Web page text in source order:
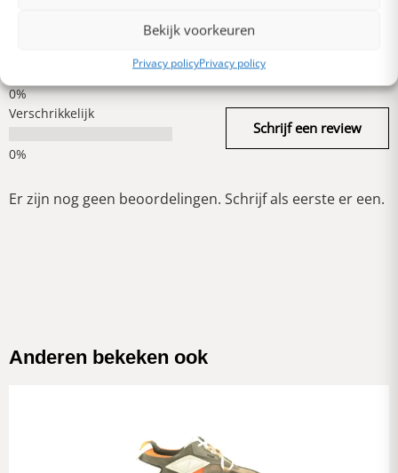
Bekijk voorkeuren
Privacy policyPrivacy policy
Verschrikkelijk
Schrijf een review
Er zijn nog geen beoordelingen. Schrijf als eerste er een.
Anderen bekeken ook